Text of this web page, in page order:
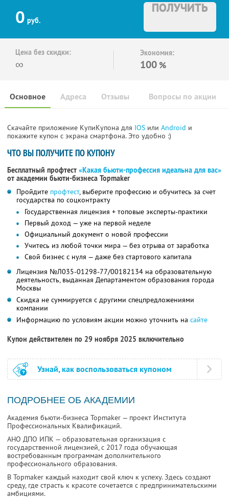
0 руб.
ПОЛУЧИТЬ
Цена без скидки:
∞
Экономия:
100 %
Основное Отзывы Вопросы по акции
Адреса
Скачайте приложение КупиКупона для IOS или Android и
покажите купон с экрана смартфона. Это удобно :)
ЧТО ВЫ ПОЛУЧИТЕ ПО КУПОНУ
Бесплатный профтест «Какая бьюти-профессия идеальна для вас»
от академии бьюти-бизнеса Topmaker
Пройдите профтест, выберите профессию и обучитесь за счет
государства по соцконтракту
Государственная лицензия + топовые эксперты-практики
Первый доход — уже на первой неделе
Официальный документ о новой профессии
Учитесь из любой точки мира — без отрыва от заработка
Свой бизнес с нуля — даже без стартового капитала
Лицензия №Л035-01298-77/00182134 на образовательную
деятельность, выданная Департаментом образования города
Москвы
Скидка не суммируется с другими спецпредложениями
компании
Информацию по условиям акции можно уточнить на сайте
Купон действителен по 29 ноября 2025 включительно
Узнай, как воспользоваться купоном
ПОДРОБНЕЕ ОБ АКАДЕМИИ
Академия бьюти-бизнеса Topmaker — проект Института
Профессиональных Квалификаций.
АНО ДПО ИПК — образовательная организация с
государственной лицензией, с 2017 года обучающая
востребованным программам дополнительного
профессионального образования.
В Topmaker каждый находит свой ключ к успеху. Здесь создают
среду, где страсть к красоте сочетается с предпринимательскими
амбициями.